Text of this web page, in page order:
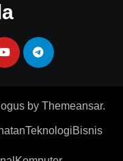
by Themeansar.
TeknologiBisnis